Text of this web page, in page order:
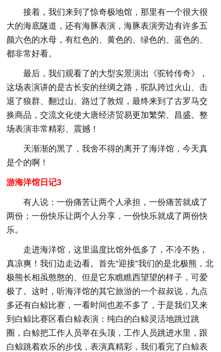
接着，我们来到了惊奇极地馆，那里有一个很大很
大的海底隧道，还有海豚表演，海豚表演旁边有许多五
颜六色的水母，有红色的、黄色的、绿色的、蓝色的、
都非常好看。
最后，我们观看了的大型实景演出《驼铃传奇》，
这场表演讲的是古长安的丝绸之路，驼队跨过火山、击
退了狼群、翻过山、路过了敦煌，最终来到了古罗马交
换商品，交流文化使大唐经济贸易更加繁荣、昌盛。整
场表演非常精彩、震撼！
天渐渐的黑了，我舍不得的离开了海洋馆，今天真
是个的啊！
游海洋馆日记3
有人说：一份痛苦让两个人承担，一份痛苦就成了
两份；一份快乐让两个人分享，一份快乐就成了两份快
乐。
走进海洋馆，这里温度比馆外低多了，不冷不热，
真凉爽！我们边走边看。首先“迎接“我们的是北极熊，北
极熊长相虽憨憨的、但是它东瞧瞧西望望的样子，可爱
极了。这时，听海洋馆的其它旅游的一个叔叔说，九点
多还有白鲸比赛，一看时间也差不多了，于是我们又来
到白鲸比赛区看白鲸表演：纯白的白鲸灵活地跳过跳
圈，白鲸把工作人员举在头顶，工作人员跳进水里，跟
白鲸跳着欢乐的步伐，表演真精彩，我们看完了白鲸表